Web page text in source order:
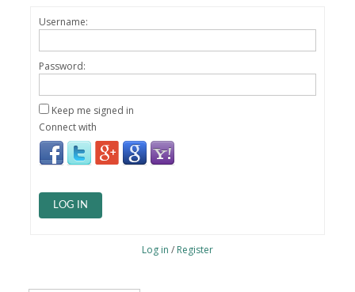
Username:
Password:
Keep me signed in
Connect with
LOG IN
Log in / Register